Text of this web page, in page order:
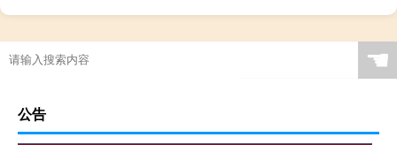
☚
公告